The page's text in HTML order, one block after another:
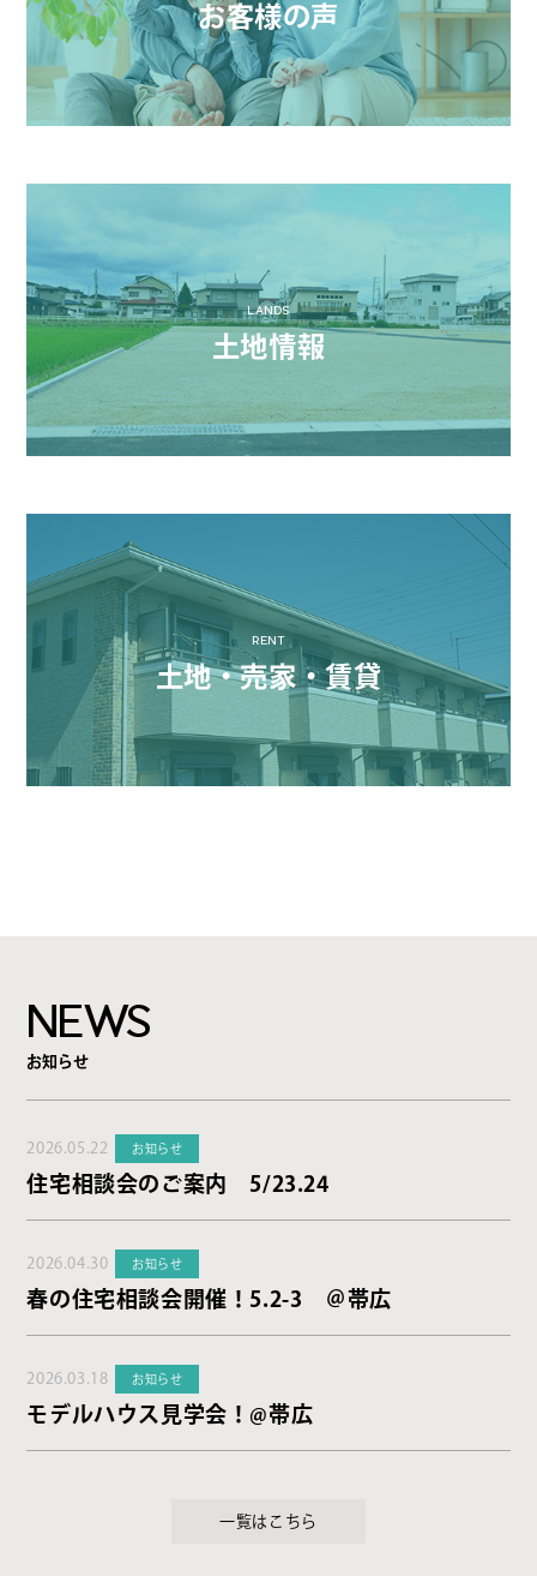
お客様の声
LANDS
土地情報
RENT
土地・売家・賃貸
NEWS
お知らせ
2026.05.22 お知らせ
住宅相談会のご案内 5/23.24
2026.04.30 お知らせ
春の住宅相談会開催！5.2-3 ＠帯広
2026.03.18 お知らせ
モデルハウス見学会！@帯広
一覧はこちら